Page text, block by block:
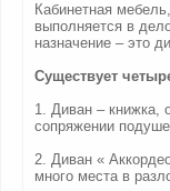
Кабинетная
выполняется в
назначение – это
Существует
1. Диван – книжка,
сопряжении
2. Диван «
много места в